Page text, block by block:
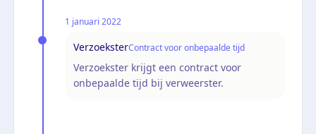
1 januari 2022
VerzoeksterContract voor onbepaalde tijd
Verzoekster krijgt een contract voor
onbepaalde tijd bij verweerster.